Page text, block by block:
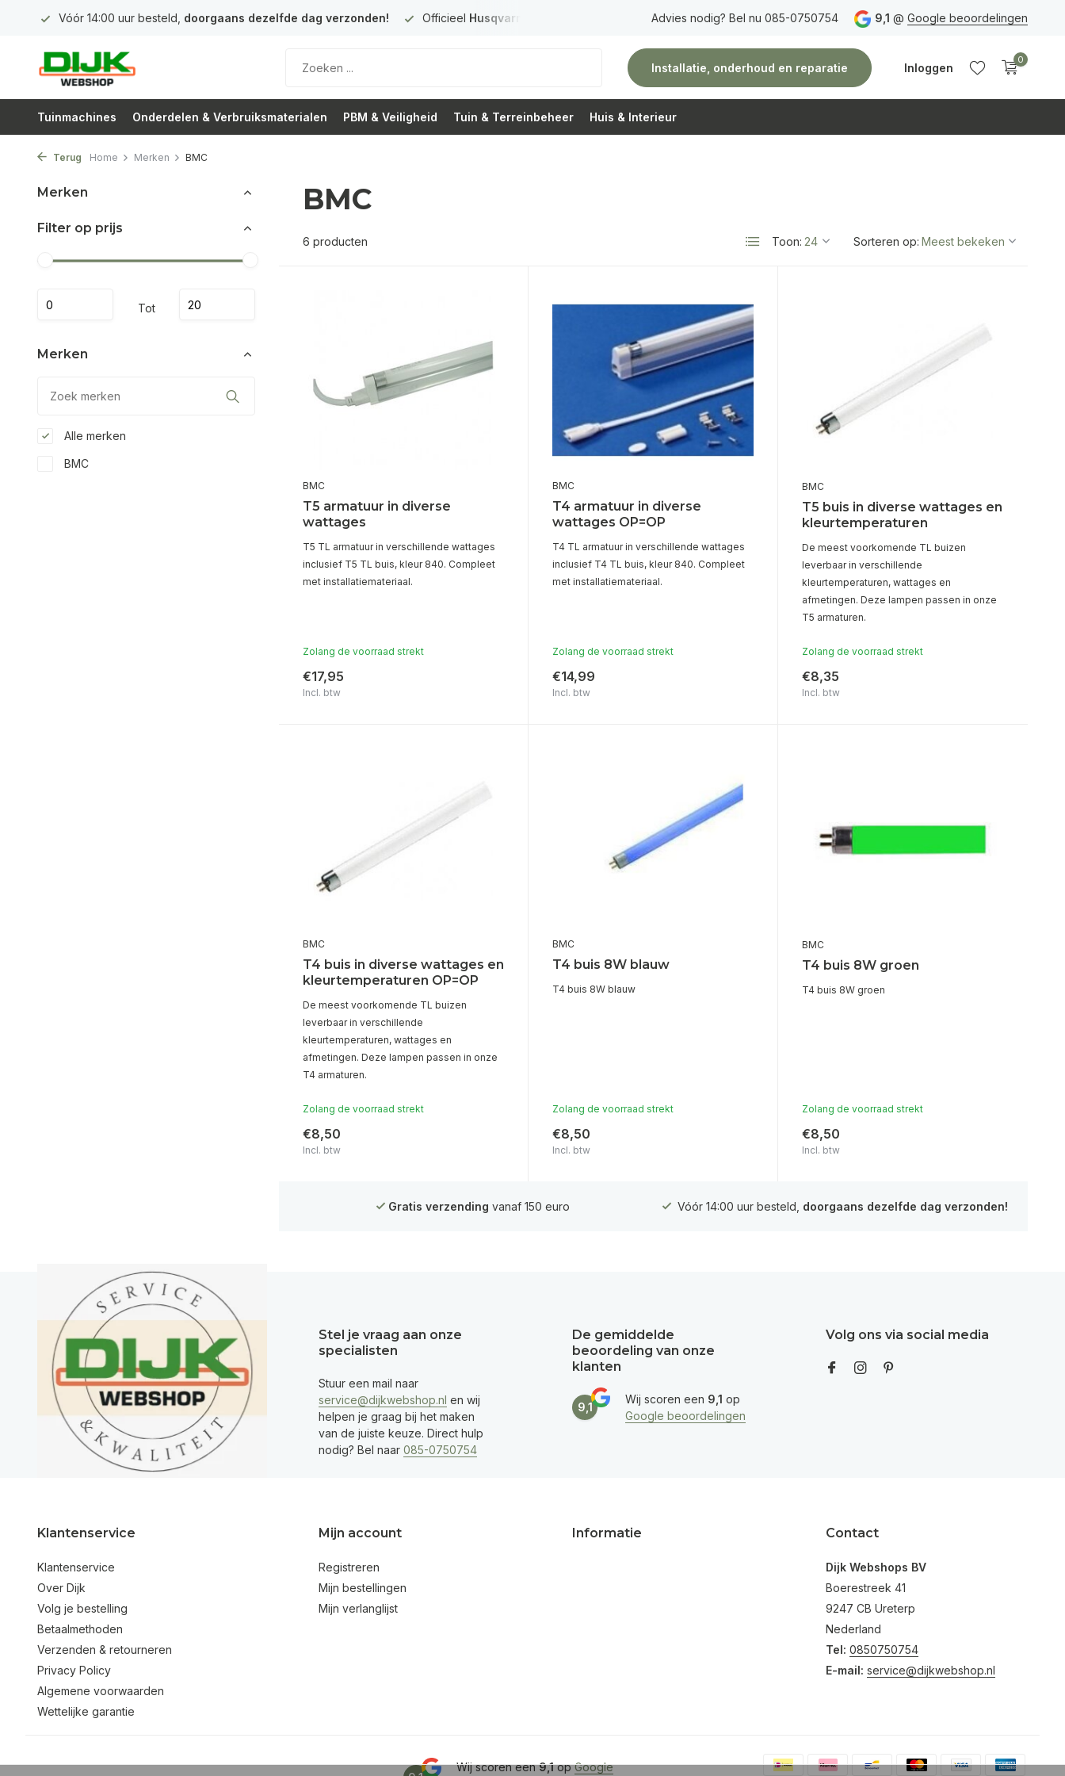
Vóór 14:00 uur besteld, doorgaans dezelfde dag verzonden! Officieel Husqvarna Premium Dealer in Nederland Gratis verzendingvanaf 150 euro Vóór 14:00 uur besteld,
Advies nodig? Bel nu 085-0750754 9,1 @ Google beoordelingen
Installatie, onderhoud en reparatie Inloggen
0
Tuinmachines Onderdelen & Verbruiksmaterialen PBM & Veiligheid Tuin & Terreinbeheer Huis & Interieur
Terug Home Merken BMC
Merken
Filter op prijs
Tot
Merken
Alle merken
BMC
BMC
6 producten Toon: Sorteren op:
BMC
T5 armatuur in diverse
wattages
T5 TL armatuur in verschillende wattages
inclusief T5 TL buis, kleur 840. Compleet
met installatiemateriaal.
Zolang de voorraad strekt
€17,95
Incl. btw
BMC
T4 armatuur in diverse
wattages OP=OP
T4 TL armatuur in verschillende wattages
inclusief T4 TL buis, kleur 840. Compleet
met installatiemateriaal.
Zolang de voorraad strekt
€14,99
Incl. btw
BMC
T5 buis in diverse wattages en
kleurtemperaturen
De meest voorkomende TL buizen
leverbaar in verschillende
kleurtemperaturen, wattages en
afmetingen. Deze lampen passen in onze
T5 armaturen.
Zolang de voorraad strekt
€8,35
Incl. btw
BMC
T4 buis in diverse wattages en
kleurtemperaturen OP=OP
De meest voorkomende TL buizen
leverbaar in verschillende
kleurtemperaturen, wattages en
afmetingen. Deze lampen passen in onze
T4 armaturen.
Zolang de voorraad strekt
€8,50
Incl. btw
BMC
T4 buis 8W blauw
T4 buis 8W blauw
Zolang de voorraad strekt
€8,50
Incl. btw
BMC
T4 buis 8W groen
T4 buis 8W groen
Zolang de voorraad strekt
€8,50
Incl. btw
Gratis verzending vanaf 150 euro Vóór 14:00 uur besteld, doorgaans dezelfde dag verzonden!
Stel je vraag aan onze
specialisten
Stuur een mail naar
service@dijkwebshop.nl en wij
helpen je graag bij het maken
van de juiste keuze. Direct hulp
nodig? Bel naar 085-0750754
De gemiddelde
beoordeling van onze
klanten
9,1
Wij scoren een 9,1 op
Google beoordelingen
Volg ons via social media
Klantenservice
Klantenservice
Over Dijk
Volg je bestelling
Betaalmethoden
Verzenden & retourneren
Privacy Policy
Algemene voorwaarden
Wettelijke garantie
Mijn account
Registreren
Mijn bestellingen
Mijn verlanglijst
Informatie Contact
Dijk Webshops BV
Boerestreek 41
9247 CB Ureterp
Nederland
Tel: 0850750754
E-mail: service@dijkwebshop.nl
Wij scoren een9,1opGoogle